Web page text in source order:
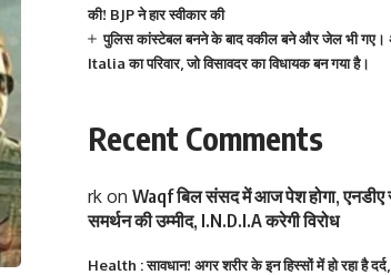
की! BJP ने हार स्वीकार की
पुलिस कांस्टेबल बनने के बाद वकील बने और जेल भी
Italia का परिवार, जो विसावदर का विधायक बन गया है।
Recent Comments
rkon Waqf बिल संसद में आज पेश होगा, एनडीए
समर्थन की उम्मीद, I.N.D.I.A करेगी विरोध
Health : सावधान! अगर शरीर के इन हिस्सों में हो रहा है